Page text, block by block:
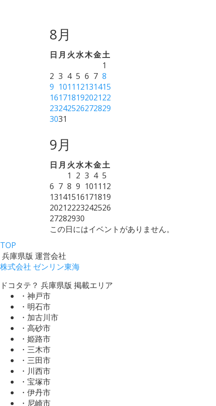
8月
日 月 火水木金土
1
2 3 4 5 6 7 8
9 1011 12131415
16171819202122
23242526272829
3031
9月
日 月 火水木金土
1 2 3 4 5
6 7 8 9 1011 12
13141516171819
20212223242526
27282930
この日にはイベントがありません。
TOP
兵庫県版 運営会社
株式会社 ゼンリン東海
ドコタテ？ 兵庫県版 掲載エリア
・神戸市
・明石市
・加古川市
・高砂市
・姫路市
・三木市
・三田市
・川西市
・宝塚市
・伊丹市
・尼崎市